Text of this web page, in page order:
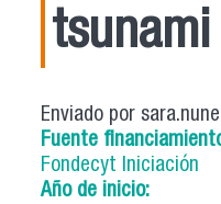
Enviado por
Fuente
Fondecyt Iniciación
Año de inicio: